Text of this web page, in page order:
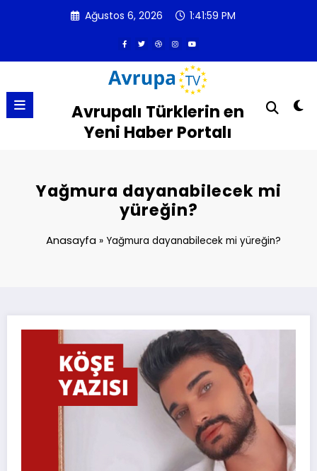
Ağustos 6, 2026 1:41:59 PM
Avrupalı Türklerin en
Yeni Haber Portalı
Yağmura dayanabilecek mi
yüreğin?
Anasayfa» Yağmura dayanabilecek mi yüreğin?